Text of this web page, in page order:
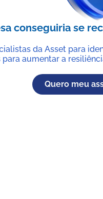
conseguiria se
da Asset para
para aumentar a
Quero meu